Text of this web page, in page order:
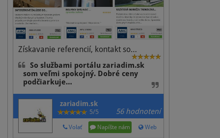
Získavanie referencií, kontakt so…
So službami portálu zariadim.sk
som veľmi spokojný. Dobré ceny
podčiarkuje…
zariadim.sk
5/5 56 hodnotení
Volať Napíšte nám Web